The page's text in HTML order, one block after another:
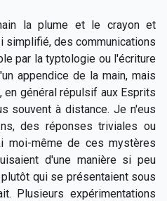
la plume et le crayon et
simplifié, des communications
par la typtologie ou l'écriture
appendice de la main, mais
en général répulsif aux Esprits
souvent à distance. Je n'eus
des réponses triviales ou
moi-même de ces mystères
d'une manière si peu
qui se présentaient sous
Plusieurs expérimentations